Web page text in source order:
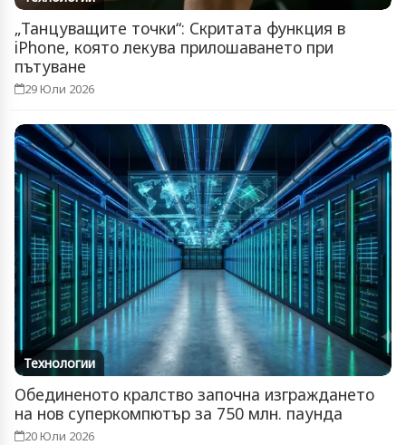
„Танцуващите точки“: Скритата функция в
iPhone, която лекува прилошаването при
пътуване
29 Юли 2026
Технологии
Обединеното кралство започна изграждането
на нов суперкомпютър за 750 млн. паунда
20 Юли 2026